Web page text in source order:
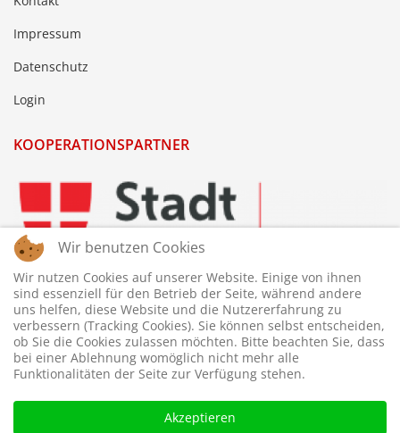
Impressum
Datenschutz
Login
KOOPERATIONSPARTNER
Wir benutzen Cookies
Wir nutzen Cookies auf unserer Website. Einige von ihnen
sind essenziell für den Betrieb der Seite, während andere
uns helfen, diese Website und die Nutzererfahrung zu
verbessern (Tracking Cookies). Sie können selbst entscheiden,
ob Sie die Cookies zulassen möchten. Bitte beachten Sie, dass
bei einer Ablehnung womöglich nicht mehr alle
Funktionalitäten der Seite zur Verfügung stehen.
Akzeptieren